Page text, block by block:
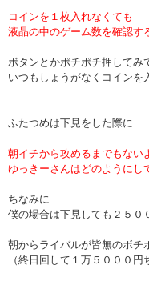
コインを１枚入れなくても
液晶の中のゲーム数を確認す
ボタンとかポチポチ押してみ
いつもしょうがなくコインを
ふたつめは下見をした際に
朝イチから攻めるまでもない
ゆっきーさんはどのようにし
ちなみに
僕の場合は下見しても２５０
朝からライバルが皆無のボチ
（終日回して１万５０００